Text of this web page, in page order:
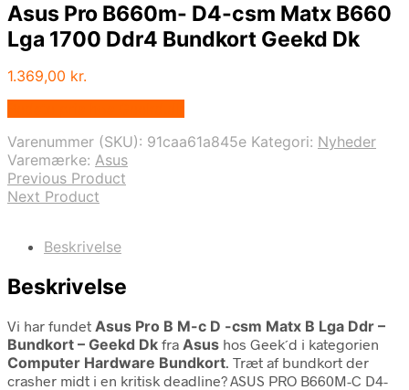
Asus Pro B660m- D4-csm Matx B660
Lga 1700 Ddr4 Bundkort Geekd Dk
1.369,00 kr.
Varenummer (SKU): 91caa61a845e Kategori: Nyheder
Varemærke: Asus
Previous Product
Next Product
Beskrivelse
Beskrivelse
Vi har fundet Asus Pro B M-c D -csm Matx B Lga Ddr –
Bundkort – Geekd Dk fra Asus hos Geek´d i kategorien
Computer Hardware Bundkort. Træt af bundkort der
crasher midt i en kritisk deadline? ASUS PRO B660M-C D4-